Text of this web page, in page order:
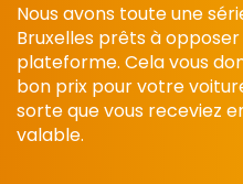
Nous avons toute une
Bruxelles prêts à
plateforme. Cela vous
bon prix pour votre
sorte que vous receviez
valable.